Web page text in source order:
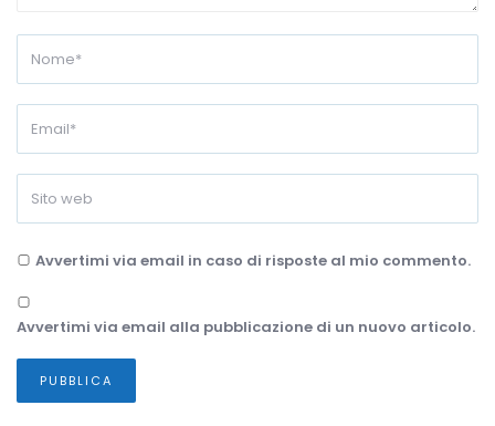
Avvertimi via email in caso di risposte al mio commento.
Avvertimi via email alla pubblicazione di un nuovo articolo.